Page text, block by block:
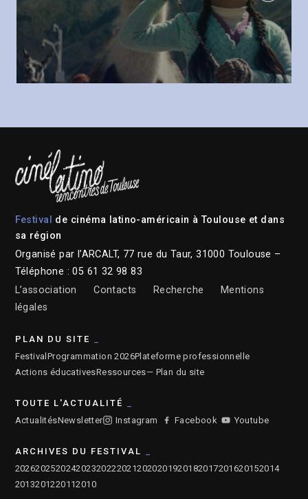
Festival de cinéma latino-américain à Toulouse et dans
sa région
Organisé par l’ARCALT, 77 rue du Taur, 31000 Toulouse –
Téléphone : 05 61 32 98 83
L’association
Contacts Recherche
Mentions
légales
PLAN DU SITE
Festival Programmation 2026Plateforme professionnelle
Actions éducativesRessources— Plan du site
TOUTE L'ACTUALITÉ
ActualitésNewsletter Instagram Facebook Youtube
ARCHIVES DU FESTIVAL
2026202520242023202220212020201920182017201620152014
2013201220112010